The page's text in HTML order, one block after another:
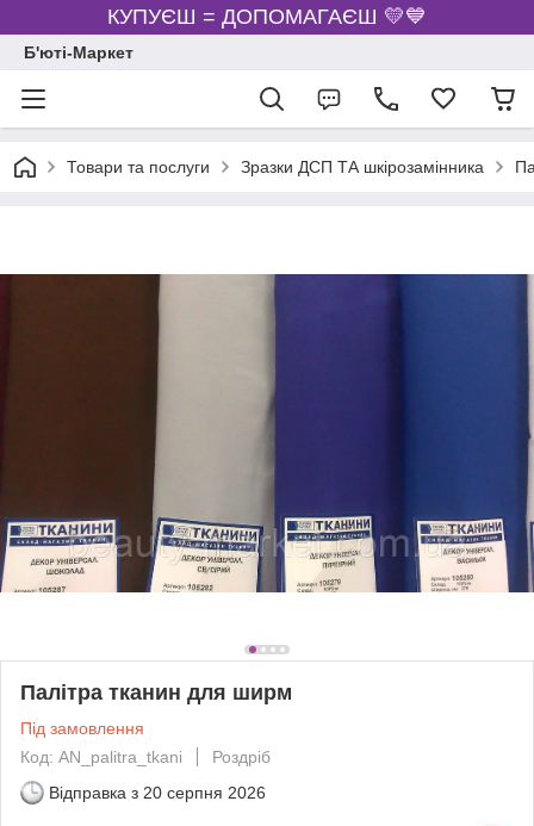
КУПУЄШ = ДОПОМАГАЄШ 💛💙
Б'юті-Маркет
Товари та послуги Зразки ДСП ТА шкірозамінника
Палітра тканин для ширм
Під замовлення
Код: AN_palitra_tkani
Роздріб
Відправка з 20 серпня 2026